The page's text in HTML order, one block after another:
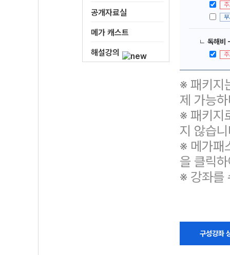
공개자료실
메가 캐스트
해설강의
ㄴ 독해비
※ 패키지
제 가능
※ 패키지
지 않습
※ 메가패
을 클릭
※ 강좌를
구성강좌